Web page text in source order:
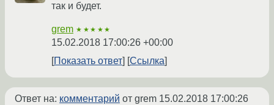
так и будет.
grem ★★★★★
15.02.2018 17:00:26 +00:00
Показать ответ
Ссылка
Ответ на: комментарий от grem 15.02.2018 17:00:26